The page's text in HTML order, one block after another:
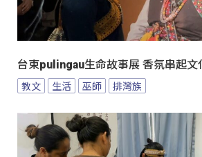
台東pulingau生命故事展 香氛串起文
教文 生活 巫師 排灣族